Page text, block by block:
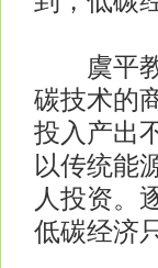
虞平教
碳技术的
投入产出
以传统能
人投资。
低碳经济